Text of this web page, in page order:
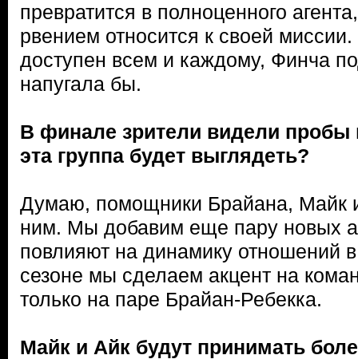
превратится в полноценного
рвением относится к своей
доступен всем и каждому, Финча
напугала бы.
В финале зрители видели пробы
эта группа будет выглядеть?
Думаю, помощники Брайана, Майк
ним. Мы добавим еще пару новых
повлияют на динамику отношений
сезоне мы сделаем акцент на
только на паре Брайан-Ребекка.
Майк и Айк будут принимать